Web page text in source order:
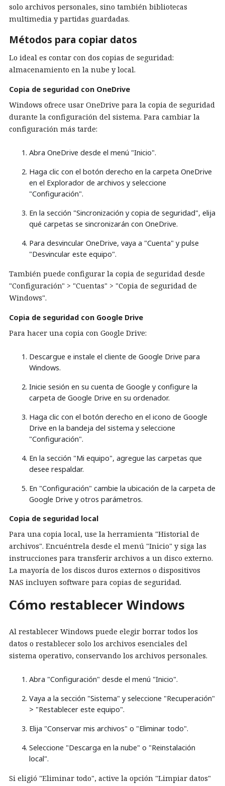
solo archivos personales, sino también bibliotecas
multimedia y partidas guardadas.
Métodos para copiar datos
Lo ideal es contar con dos copias de seguridad:
almacenamiento en la nube y local.
Copia de seguridad con OneDrive
Windows ofrece usar OneDrive para la copia de seguridad
durante la configuración del sistema. Para cambiar la
configuración más tarde:
Abra OneDrive desde el menú "Inicio".
Haga clic con el botón derecho en la carpeta OneDrive
en el Explorador de archivos y seleccione
"Configuración".
En la sección "Sincronización y copia de seguridad", elija
qué carpetas se sincronizarán con OneDrive.
Para desvincular OneDrive, vaya a "Cuenta" y pulse
"Desvincular este equipo".
También puede configurar la copia de seguridad desde
"Configuración" > "Cuentas" > "Copia de seguridad de
Windows".
Copia de seguridad con Google Drive
Para hacer una copia con Google Drive:
Descargue e instale el cliente de Google Drive para
Windows.
Inicie sesión en su cuenta de Google y configure la
carpeta de Google Drive en su ordenador.
Haga clic con el botón derecho en el icono de Google
Drive en la bandeja del sistema y seleccione
"Configuración".
En la sección "Mi equipo", agregue las carpetas que
desee respaldar.
En "Configuración" cambie la ubicación de la carpeta de
Google Drive y otros parámetros.
Copia de seguridad local
Para una copia local, use la herramienta "Historial de
archivos". Encuéntrela desde el menú "Inicio" y siga las
instrucciones para transferir archivos a un disco externo.
La mayoría de los discos duros externos o dispositivos
NAS incluyen software para copias de seguridad.
Cómo restablecer Windows
Al restablecer Windows puede elegir borrar todos los
datos o restablecer solo los archivos esenciales del
sistema operativo, conservando los archivos personales.
Abra "Configuración" desde el menú "Inicio".
Vaya a la sección "Sistema" y seleccione "Recuperación"
> "Restablecer este equipo".
Elija "Conservar mis archivos" o "Eliminar todo".
Seleccione "Descarga en la nube" o "Reinstalación
local".
Si eligió "Eliminar todo", active la opción "Limpiar datos"